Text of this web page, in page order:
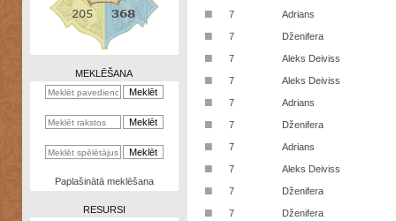
Zināšanu
kalkulators
Nomētātās
MEKLĒŠANA
Paplašinātā meklēšana
RESURSI
■ 7 Adrians
■ 7 Dženifera
■ 7 Aleks Deiviss
■ 7 Aleks Deiviss
■ 7 Adrians
■ 7 Dženifera
■ 7 Adrians
■ 7 Aleks Deiviss
■ 7 Dženifera
■ 7 Dženifera